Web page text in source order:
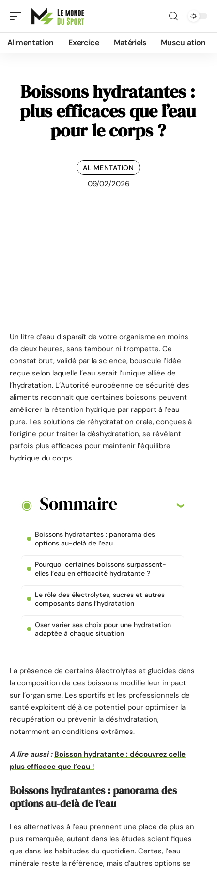
Alimentation Exercice Matériels Musculation
Boissons hydratantes :
plus efficaces que l’eau
pour le corps ?
ALIMENTATION
09/02/2026
Un litre d’eau disparaît de votre organisme en moins
de deux heures, sans tambour ni trompette. Ce
constat brut, validé par la science, bouscule l’idée
reçue selon laquelle l’eau serait l’unique alliée de
l’hydratation. L’Autorité européenne de sécurité des
aliments reconnaît que certaines boissons peuvent
améliorer la rétention hydrique par rapport à l’eau
pure. Les solutions de réhydratation orale, conçues à
l’origine pour traiter la déshydratation, se révèlent
parfois plus efficaces pour maintenir l’équilibre
hydrique du corps.
Sommaire
Boissons hydratantes : panorama des
options au-delà de l’eau
Pourquoi certaines boissons surpassent-
elles l’eau en efficacité hydratante ?
Le rôle des électrolytes, sucres et autres
composants dans l’hydratation
Oser varier ses choix pour une hydratation
adaptée à chaque situation
La présence de certains électrolytes et glucides dans
la composition de ces boissons modifie leur impact
sur l’organisme. Les sportifs et les professionnels de
santé exploitent déjà ce potentiel pour optimiser la
récupération ou prévenir la déshydratation,
notamment en conditions extrêmes.
A lire aussi : Boisson hydratante : découvrez celle
plus efficace que l’eau !
Boissons hydratantes : panorama des
options au-delà de l’eau
Les alternatives à l’eau prennent une place de plus en
plus remarquée, autant dans les études scientifiques
que dans les habitudes du quotidien. Certes, l’eau
minérale reste la référence, mais d’autres options se